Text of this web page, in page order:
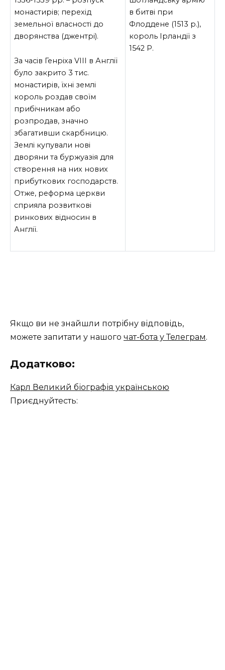
монастирів; перехід
земельної власності до
дворянства (джентрі).
За часів Генріха VIII в Англії
було закрито 3 тис.
монастирів, їхні землі
король роздав своїм
прибічникам або
розпродав, значно
збагативши скарбницю.
Землі купували нові
дворяни та буржуазія для
створення на них нових
прибуткових господарств.
Отже, реформа церкви
сприяла розвиткові
ринкових відносин в
Англії.
в битві при
Флоддене (1513 р.),
король Ірландії з
1542 Р.
Якщо ви не знайшли потрібну відповідь,
можете запитати у нашого чат-бота у Телеграм.
Додатково:
Карл Великий біографія українською
Приєднуйтесть: